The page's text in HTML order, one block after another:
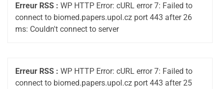
Erreur RSS : WP HTTP Error: cURL error 7: Failed to
connect to biomed.papers.upol.cz port 443 after 26
ms: Couldn't connect to server
Erreur RSS : WP HTTP Error: cURL error 7: Failed to
connect to biomed.papers.upol.cz port 443 after 25